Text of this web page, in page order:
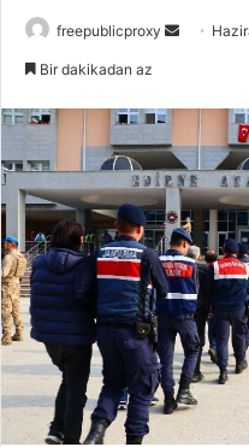
freepublicproxy
Bir
Bir dakikadan az